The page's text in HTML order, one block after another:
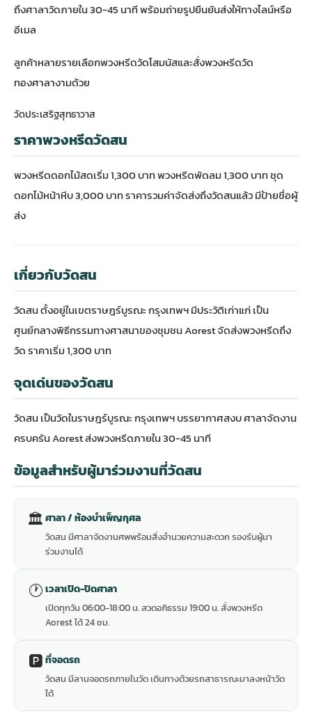
ถึงศาลาวัดภายใน 30-45 นาที พร้อมถ่ายรูปยืนยันส่งให้ทางไลน์หรือ
อีเมล
ลูกค้าหลายรายเลือกพวงหรีดวัดโสมนัสและสั่งพวงหรีดวัด
ทองศาลางามด้วย
วัดประเสริฐสุทธาวาส
ราคาพวงหรีดวัดสน
พวงหรีดดอกไม้สดเริ่ม 1,300 บาท พวงหรีดพัดลม 1,300 บาท ชุด
ดอกไม้หน้าหีบ 3,000 บาท ราคารวมค่าจัดส่งถึงวัดสนแล้ว มีป้ายชื่อผู้
ส่ง
เกี่ยวกับวัดสน
วัดสน ตั้งอยู่ในเขตราษฎร์บูรณะ กรุงเทพฯ มีประวัติเก่าแก่ เป็น
ศูนย์กลางพิธีกรรมทางศาสนาของชุมชน Aorest จัดส่งพวงหรีดถึง
วัด ราคาเริ่ม 1,300 บาท
จุดเด่นของวัดสน
วัดสน เป็นวัดในราษฎร์บูรณะ กรุงเทพฯ บรรยากาศสงบ ศาลาจัดงาน
ครบครัน Aorest ส่งพวงหรีดภายใน 30-45 นาที
ข้อมูลสำหรับผู้มาร่วมงานที่วัดสน
🏛 ศาลา / ห้องบำเพ็ญกุศล
วัดสน มีศาลาจัดงานศพพร้อมสิ่งอำนวยความสะดวก รองรับผู้มา
ร่วมงานได้
🕐 เวลาเปิด-ปิดศาลา
เปิดทุกวัน 06:00-18:00 น. สวดอภิธรรม 19:00 น. สั่งพวงหรีด
Aorest ได้ 24 ชม.
🅿️ ที่จอดรถ
วัดสน มีลานจอดรถภายในวัด เดินทางด้วยรถสาธารณะมาลงหน้าวัด
ได้